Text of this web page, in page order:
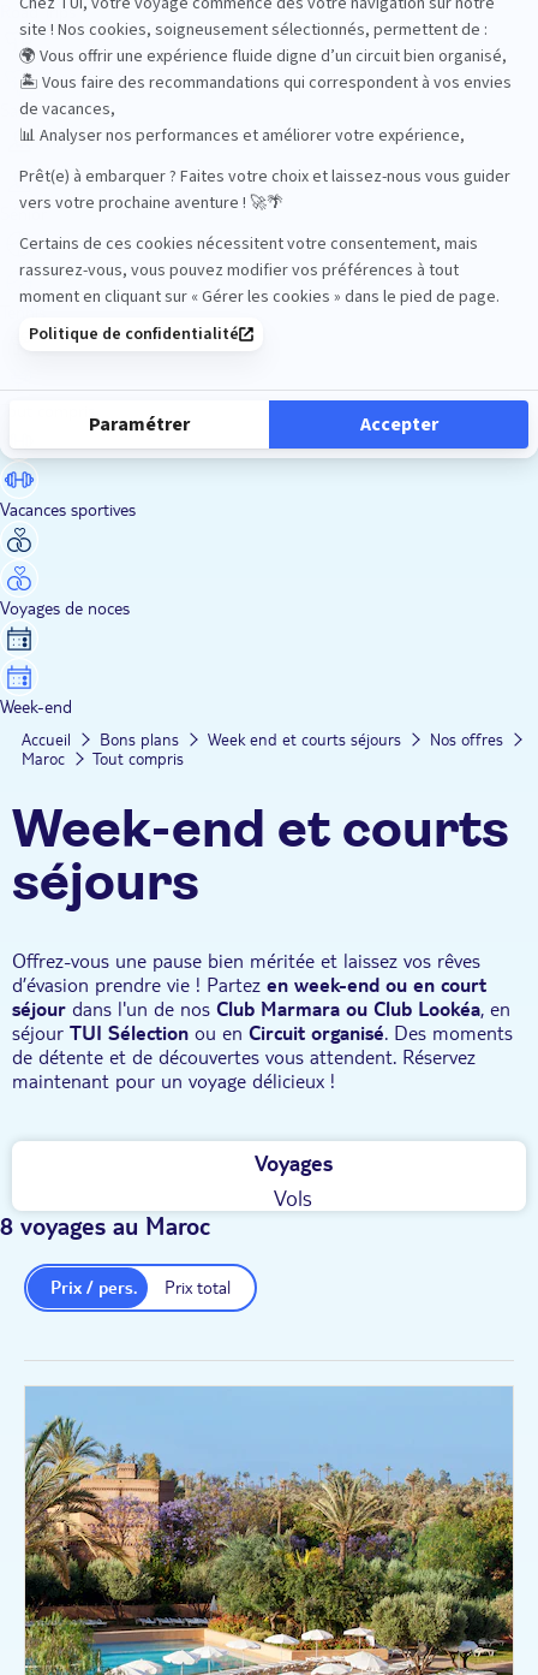
Road Trips
Safari
Sénior
Vacances sportives
Voyages de noces
Week-end
Accueil Bons plans Week end et courts séjours
Nos offres
Maroc
Tout compris
Week-end et courts
séjours
Offrez-vous une pause bien méritée et laissez vos rêves
d’évasion prendre vie ! Partez en week-end ou en court
séjour dans l'un de nos Club Marmara ou Club Lookéa, en
séjour TUI Sélection ou en Circuit organisé. Des moments
de détente et de découvertes vous attendent. Réservez
maintenant pour un voyage délicieux !
Voyages
Vols
8 voyages au Maroc
Prix total
Prix / pers.